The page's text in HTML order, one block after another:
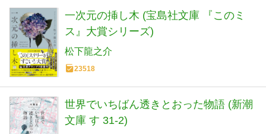
一次元の挿し木 (宝島社文庫 『このミ
ス』大賞シリーズ)
松下龍之介
23518
世界でいちばん透きとおった物語 (新潮
文庫 す 31-2)